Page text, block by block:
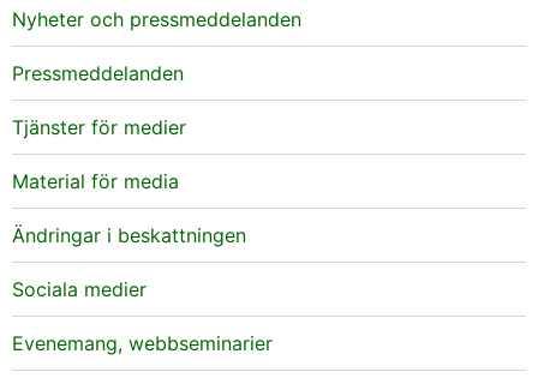
Nyheter och pressmeddelanden
Pressmeddelanden
Tjänster för medier
Material för media
Ändringar i beskattningen
Sociala medier
Evenemang, webbseminarier